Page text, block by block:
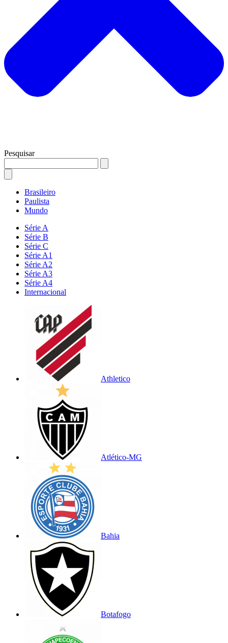
Pesquisar
Brasileiro
Paulista
Mundo
Série A
Série B
Série C
Série A1
Série A2
Série A3
Série A4
Internacional
Athletico
Atlético-MG
Bahia
Botafogo